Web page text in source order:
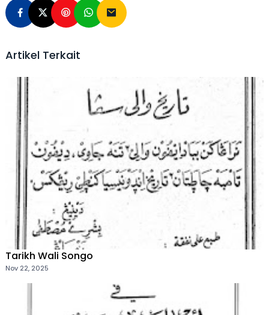
Artikel Terkait
Tarikh Wali Songo
Nov 22, 2025